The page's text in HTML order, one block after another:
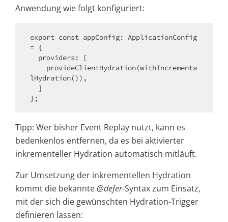
Anwendung wie folgt konfiguriert:
export const appConfig: ApplicationConfig
= {
lHydration()),
Tipp: Wer bisher Event Replay nutzt, kann es
bedenkenlos entfernen, da es bei aktivierter
inkrementeller Hydration automatisch mitläuft.
Zur Umsetzung der inkrementellen Hydration
kommt die bekannte@defer-Syntax zum Einsatz,
mit der sich die gewünschten Hydration-Trigger
definieren lassen: